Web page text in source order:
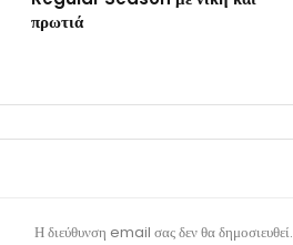
πρωτιά
Η διεύθυνση email σας δεν θα δημοσιευθεί.